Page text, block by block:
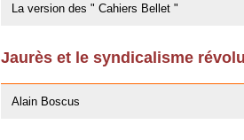
La version des " Cahiers Bellet "
Jaurès et le syndicalisme
Alain Boscus